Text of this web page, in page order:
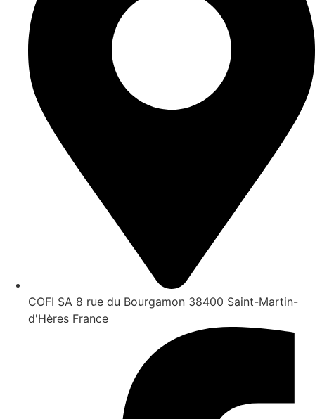
COFI SA 8 rue du Bourgamon 38400 Saint-Martin-
d'Hères France